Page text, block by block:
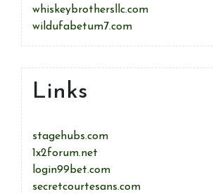
whiskeybrothersllc.com
wildufabetum7.com
Links
stagehubs.com
1x2forum.net
login99bet.com
secretcourtesans.com